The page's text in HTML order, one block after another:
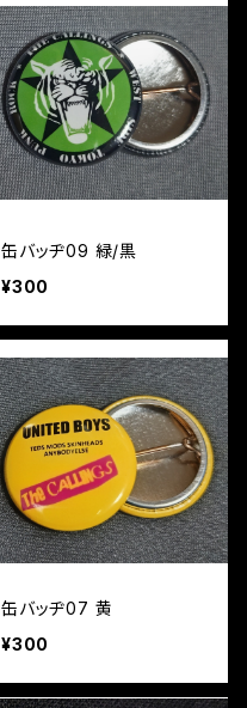
缶バッヂ09 緑/黒
¥300
缶バッヂ07 黄
¥300